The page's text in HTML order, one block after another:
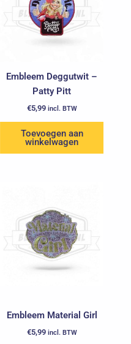
Embleem Deggutwit –
Patty Pitt
€5,99 incl. BTW
Toevoegen aan
winkelwagen
Embleem Material Girl
€5,99 incl. BTW